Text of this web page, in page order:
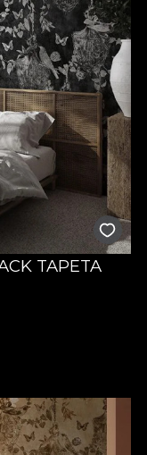
TAPETA